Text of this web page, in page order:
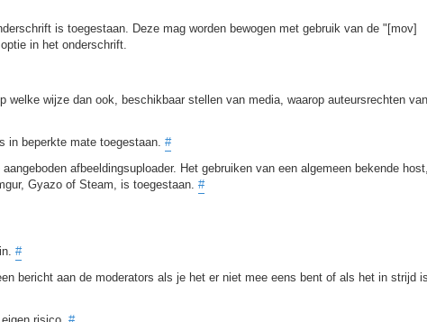
is toegestaan. Deze mag worden bewogen met gebruik van de "[mov]
in het onderschrift.
welke wijze dan ook, beschikbaar stellen van media, waarop auteursrechten van
in beperkte mate toegestaan. #
afbeeldingsuploader. Het gebruiken van een algemeen bekende
Gyazo of Steam, is toegestaan. #
#
bericht aan de moderators als je het er niet mee eens bent of als het in strijd